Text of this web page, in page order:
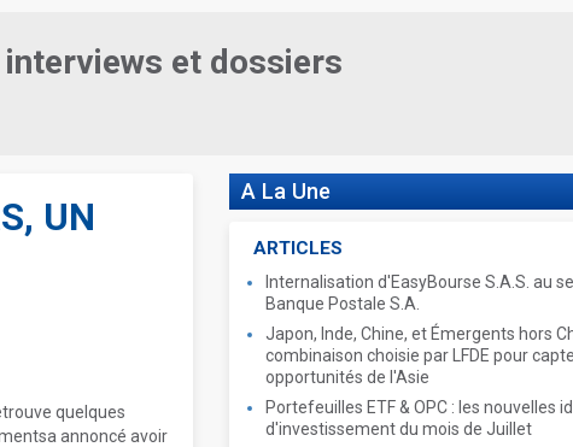
et dossiers
UN
quelques
annoncé avoir
A La Une
ARTICLES
Internalisation d'EasyBourse S.A.S. au
Banque Postale S.A.
Japon, Inde, Chine, et Émergents hors
combinaison choisie par LFDE pour
opportunités de l'Asie
Portefeuilles ETF & OPC : les nouvelles
d'investissement du mois de Juillet